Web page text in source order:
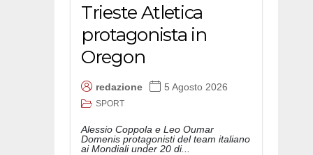
Trieste Atletica
protagonista in
Oregon
redazione 5 Agosto 2026
SPORT
Alessio Coppola e Leo Oumar
Domenis protagonisti del team italiano
ai Mondiali under 20 di...